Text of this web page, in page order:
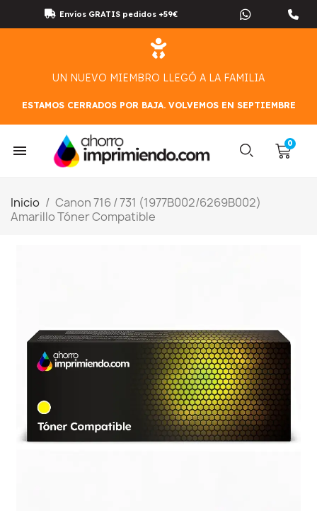
Envíos GRATIS pedidos +59€
UN NUEVO MIEMBRO LLEGÓ A LA FAMILIA
ESTAMOS CERRADOS POR BAJA. VOLVEMOS EN SEPTIEMBRE
Inicio
Canon 716 / 731 (1977B002/6269B002)
Amarillo Tóner Compatible